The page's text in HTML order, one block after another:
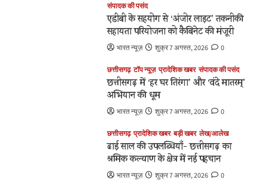
संपादक की पसंद
एडीबी के सहयोग से ‘अंजोर लाइट’ तकनीकी
सहायता परियोजना को कैबिनेट की मंजूरी
भारत न्यूज़ शुक्र 7 अगस्त, 2026 0
छत्तीसगढ़ टॉप न्यूज़ प्रादेशिक खबर संपादक की पसंद
छत्तीसगढ़ में ‘हर घर तिरंगा’ और ‘वंदे मातरम्’
अभियान की धूम
भारत न्यूज़ शुक्र 7 अगस्त, 2026 0
छत्तीसगढ़ प्रादेशिक खबर बड़ी खबर लेख/आलेख
ढाई साल की उपलब्धियाँ- छत्तीसगढ़ का
श्रमिक कल्याण के क्षेत्र में नई पहचान
भारत न्यूज़ शुक्र 7 अगस्त, 2026 0